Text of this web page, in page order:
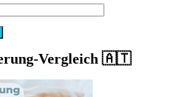
Vergleich 🇦🇹